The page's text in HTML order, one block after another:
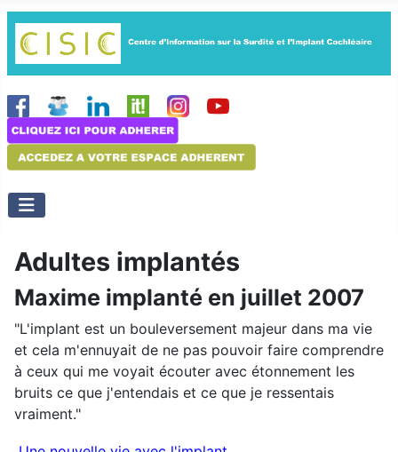
Adultes implantés
Maxime implanté en juillet 2007
"L'implant est un bouleversement majeur dans ma vie
et cela m'ennuyait de ne pas pouvoir faire comprendre
à ceux qui me voyait écouter avec étonnement les
bruits ce que j'entendais et ce que je ressentais
vraiment."